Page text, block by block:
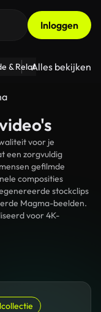
Inloggen
& Relaties - Fitness
Alles bekijken
voor je
een zorgvuldig
gefilmde
composities
stockclips
Magma-beelden.
voor 4K-